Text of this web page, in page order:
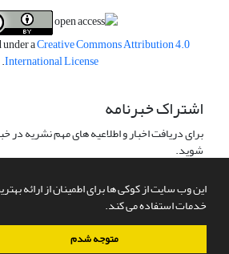
این وب سایت از کوکی ها برای اطمینان از ارائه
خدمات استفاده می کند.
متوجه شدم
aCreative Commons Attribution 4.0
International License
.
اشتراک خبرنامه
برای دریافت اخبار و اطلاعیه های مهم نشریه
شوید.